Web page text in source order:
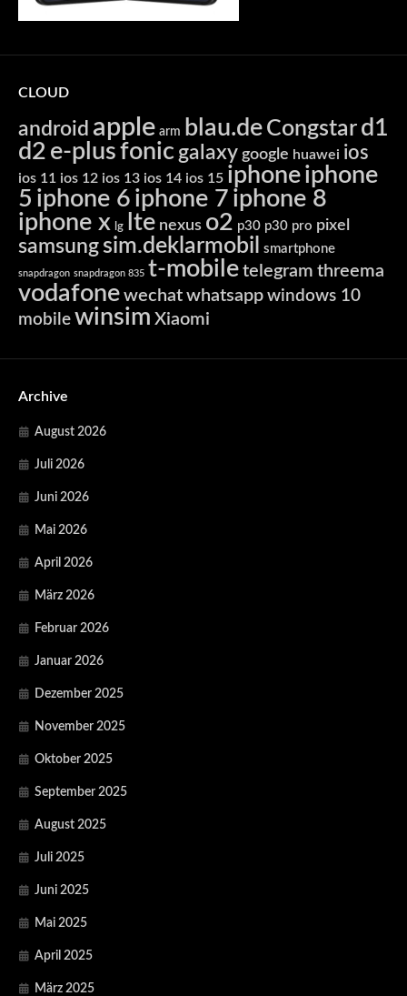
CLOUD
android apple arm blau.de Congstar d1
d2 e-plusfonic galaxy google huawei ios
ios 11 ios 12 ios 13 ios 14 ios 15 iphoneiphone
5 iphone 6 iphone 7 iphone 8
iphone x lg lte nexus o2 p30 p30 pro pixel
samsung sim.deklarmobil smartphone
snapdragon snapdragon 835 t-mobile telegram threema
vodafone wechat whatsapp windows 10
mobile winsim Xiaomi
Archive
August 2026
Juli 2026
Juni 2026
Mai 2026
April 2026
März 2026
Februar 2026
Januar 2026
Dezember 2025
November 2025
Oktober 2025
September 2025
August 2025
Juli 2025
Juni 2025
Mai 2025
April 2025
März 2025